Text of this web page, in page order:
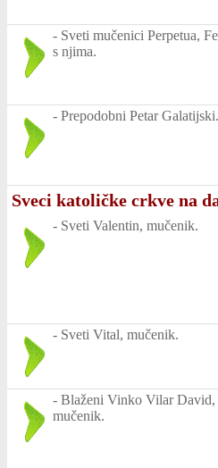
- Sveti mučenici Perpetua,
s njima.
- Prepodobni Petar Galatijski.
Sveci katoličke crkve na
- Sveti Valentin, mučenik.
- Sveti Vital, mučenik.
- Blaženi Vinko Vilar
mučenik.